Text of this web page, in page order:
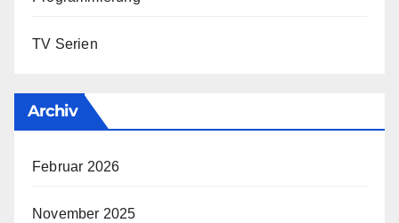
TV Serien
Archiv
Februar 2026
November 2025